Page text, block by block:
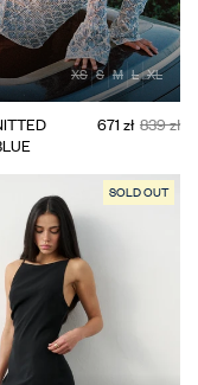
XS S M L XL
671 zł 839 zł
SOLD OUT